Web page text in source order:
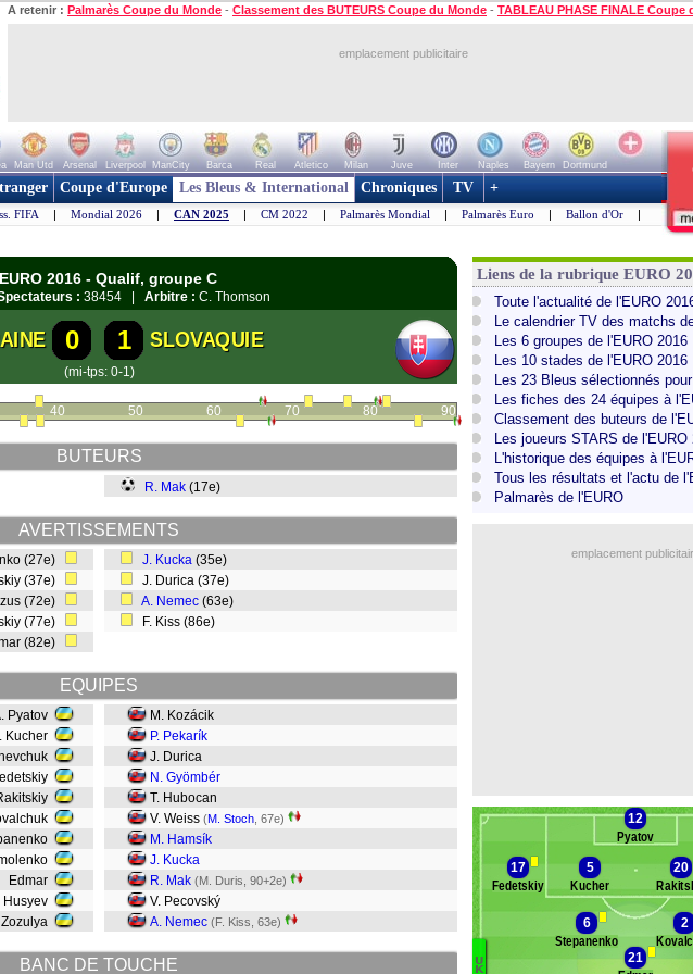
A retenir : Palmarès Coupe du Monde - Classement des BUTEURS Coupe du Monde - TABLEAU PHASE FINALE Coupe
emplacement publicitaire
Man Utd Arsenal Liverpool ManCity Barca Real Atletico Milan Juve Inter Naples Bayern
Dortmund
Coupe d'Europe Les Bleus & International Chroniques TV +
FIFA | Mondial 2026 | CAN 2025 | CM 2022 | Palmarès Mondial | Palmarès Euro | Ballon d'Or |
2016 - Qualif, groupe C
: 38454 | Arbitre : C. Thomson
0 1 SLOVAQUIE
(mi-tps: 0-1)
40 50 60 70 80 90
BUTEURS
R. Mak (17e)
AVERTISSEMENTS
(27e)
(37e)
(72e)
(77e)
(82e)
J. Kucka (35e)
J. Durica (37e)
A. Nemec (63e)
F. Kiss (86e)
EQUIPES
Pyatov
Kucher
Edmar
Husyev
Zozulya
M. Kozácik
P. Pekarík
J. Durica
N. Gyömbér
T. Hubocan
V. Weiss (M. Stoch , 67e)
M. Hamsík
J. Kucka
R. Mak (M. Duris, 90+2e)
V. Pecovský
A. Nemec (F. Kiss, 63e)
BANC DE TOUCHE
Liens de la rubrique EURO
Toute l'actualité de l'EURO
Le calendrier TV des matchs
Les 6 groupes de l'EURO 2016
Les 10 stades de l'EURO 2016
Les 23 Bleus sélectionnés
Les fiches des 24 équipes à
Classement des buteurs de
Les joueurs STARS de l'EURO
L'historique des équipes à
Tous les résultats et l'actu de
Palmarès de l'EURO
emplacement
Banc des remplaçants
U
K
12
Pyatov
17
Fedetskiy
5
Kucher
20
6
Stepanenko
2
21